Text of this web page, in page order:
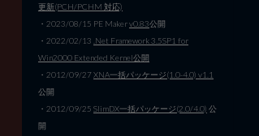
更新(PCH/PCHM 対応)
・2023/08/15 PE Makerv0.83公開
・2022/02/13 .Net Framework 3.5SP1 for
Win2000 Extended Kernel公開
・2012/09/27XNA一括パッケージ(1.0-4.0) v1.1
公開
・2012/09/25 SlimDX一括パッケージ(2.0/4.0) 公
開